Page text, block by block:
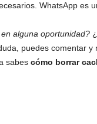
WhatsApp es
alguna oportunidad?
puedes comentar
sabes cómo borrar